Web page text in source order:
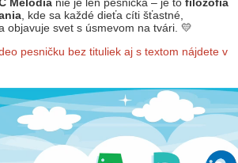
, kde sa každé dieťa cíti šťastné,
objavuje svet s úsmevom na tvári. 💛
pesničku bez tituliek aj s textom nájdete v